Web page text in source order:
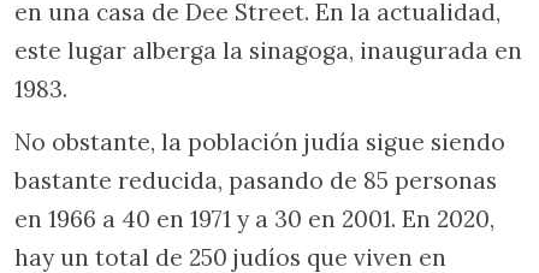
en una casa de Dee Street. En la actualidad,
este lugar alberga la sinagoga, inaugurada en
1983.
No obstante, la población judía sigue siendo
bastante reducida, pasando de 85 personas
en 1966 a 40 en 1971 y a 30 en 2001. En 2020,
hay un total de 250 judíos que viven en